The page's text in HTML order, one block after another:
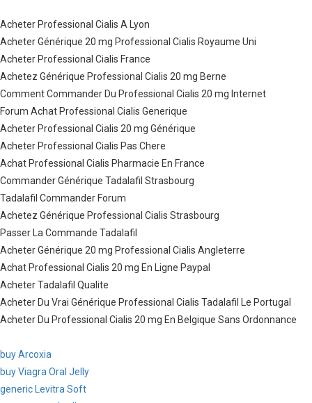
Acheter Professional Cialis A Lyon
Acheter Générique 20 mg Professional Cialis Royaume Uni
Acheter Professional Cialis France
Achetez Générique Professional Cialis 20 mg Berne
Comment Commander Du Professional Cialis 20 mg Internet
Forum Achat Professional Cialis Generique
Acheter Professional Cialis 20 mg Générique
Acheter Professional Cialis Pas Chere
Achat Professional Cialis Pharmacie En France
Commander Générique Tadalafil Strasbourg
Tadalafil Commander Forum
Achetez Générique Professional Cialis Strasbourg
Passer La Commande Tadalafil
Acheter Générique 20 mg Professional Cialis Angleterre
Achat Professional Cialis 20 mg En Ligne Paypal
Acheter Tadalafil Qualite
Acheter Du Vrai Générique Professional Cialis Tadalafil Le Portugal
Acheter Du Professional Cialis 20 mg En Belgique Sans Ordonnance
buy Arcoxia
buy Viagra Oral Jelly
generic Levitra Soft